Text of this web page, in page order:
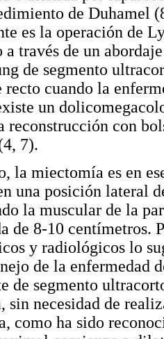
de Duhamel
es la operación de
a través de un
de segmento
recto cuando la
un
reconstrucción con
7).
la miectomía es en
una posición lateral
la muscular de la
de 8-10 centímetros.
y radiológicos lo
de la enfermedad
de segmento
sin necesidad de
como ha sido